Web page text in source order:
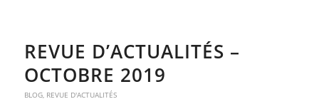
REVUE D’ACTUALITÉS –
OCTOBRE 2019
BLOG, REVUE D'ACTUALITÉS